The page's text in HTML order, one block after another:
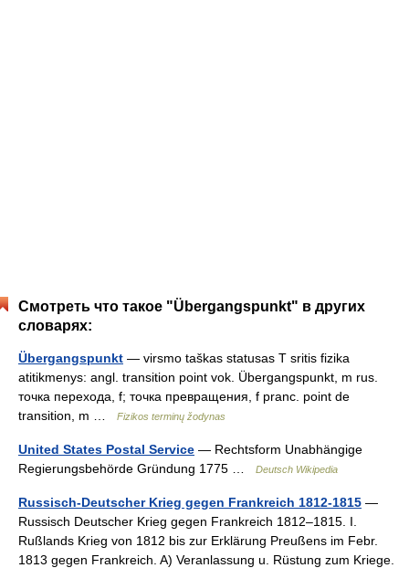
Смотреть что такое "Übergangspunkt" в других
словарях:
Übergangspunkt — virsmo taškas statusas T sritis fizika
atitikmenys: angl. transition point vok. Übergangspunkt, m rus.
точка перехода, f; точка превращения, f pranc. point de
transition, m …
Fizikos terminų žodynas
United States Postal Service — Rechtsform Unabhängige
Regierungsbehörde Gründung 1775 …
Deutsch Wikipedia
Russisch-Deutscher Krieg gegen Frankreich 1812-1815 —
Russisch Deutscher Krieg gegen Frankreich 1812–1815. I.
Rußlands Krieg von 1812 bis zur Erklärung Preußens im Febr.
1813 gegen Frankreich. A) Veranlassung u. Rüstung zum Kriege.